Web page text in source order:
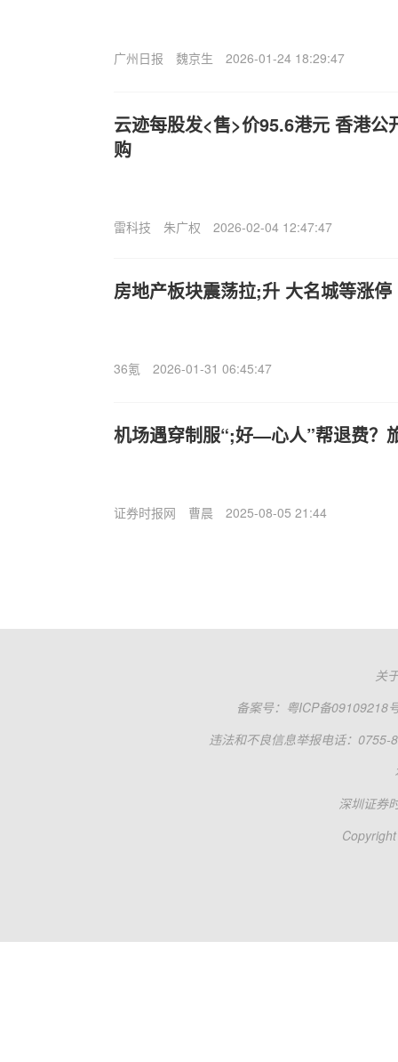
广州日报 魏京生 2026-01-24 18:29:47
云迹每股发<售>价95.6港元 香港公
购
雷科技 朱广权 2026-02-04 12:47:47
房地产板块震荡拉;升 大名城等涨停
36氪 2026-01-31 06:45:47
机场遇穿制服“;好—心人”帮退费？
证券时报网 曹晨 2025-08-05 21:44
关
备案号： 粤ICP备09109218
违法和不良信息举报电话：0755-
深圳证券